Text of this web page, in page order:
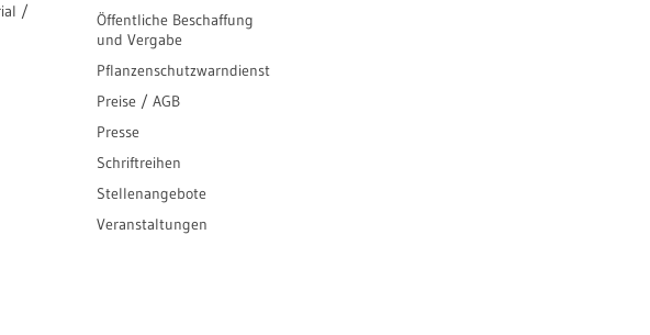
/
Öffentliche Beschaffung
und Vergabe
Pflanzenschutzwarndienst
Preise / AGB
Presse
Schriftreihen
Stellenangebote
Veranstaltungen